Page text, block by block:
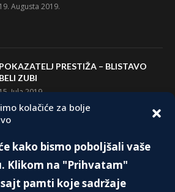
kolačiće za bolje
kako bismo poboljšali vaše
Klikom na "Prihvatam"
pamti koje sadržaje
19. Augusta 2019.
POKAZATELJ PRESTIŽA – BLISTAVO
BELI ZUBI
Jula 2019.
HOW TO GOT MARRIED?
11. Maja 2015.